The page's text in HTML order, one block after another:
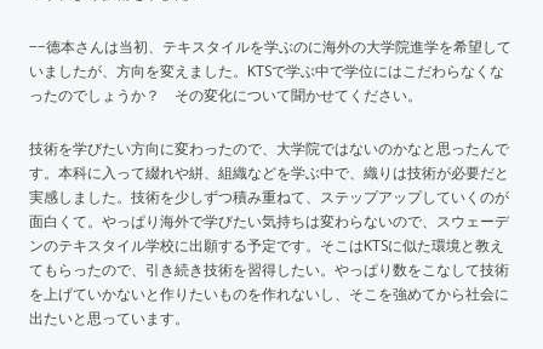
−−德本さんは当初、テキスタイルを学ぶのに海外の大学院進学を希望して
いましたが、方向を変えました。KTSで学ぶ中で学位にはこだわらなくな
ったのでしょうか？ その変化について聞かせてください。
技術を学びたい方向に変わったので、大学院ではないのかなと思ったんで
す。本科に入って綴れや絣、組織などを学ぶ中で、織りは技術が必要だと
実感しました。技術を少しずつ積み重ねて、ステップアップしていくのが
面白くて。やっぱり海外で学びたい気持ちは変わらないので、スウェーデ
ンのテキスタイル学校に出願する予定です。そこはKTSに似た環境と教え
てもらったので、引き続き技術を習得したい。やっぱり数をこなして技術
を上げていかないと作りたいものを作れないし、そこを強めてから社会に
出たいと思っています。